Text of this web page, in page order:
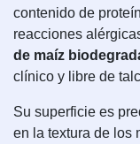
contenido de
reacciones
de maíz
clínico y libre de
Su superficie es
en la textura de los